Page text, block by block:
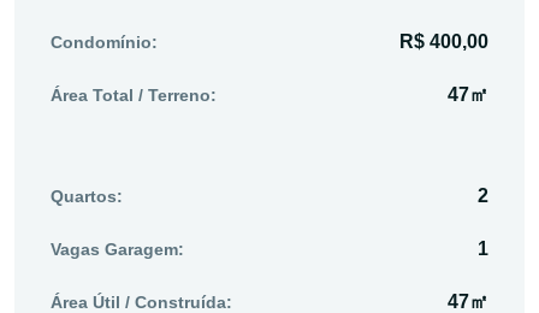
Condomínio: R$ 400,00
Área Total / Terreno: 47㎡
Quartos: 2
Vagas Garagem: 1
Área Útil / Construída: 47㎡